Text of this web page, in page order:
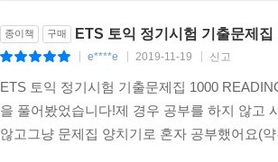
종이책 구매 ETS 토익 정기시험 기출문제
e****e 2019-11-19 신고
ETS 토익 정기시험 기출문제집 1000
을 풀어봤었습니다!제 경우 공부를 하지 않고
않고그냥 문제집 양치기로 혼자 공부했어요(